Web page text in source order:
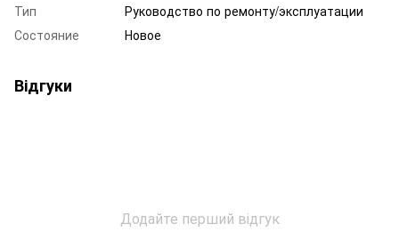
Тип
Руководство по ремонту/эксплуатации
Состояние
Новое
Відгуки
Додайте перший відгук